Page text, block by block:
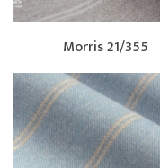
Morris 21/355